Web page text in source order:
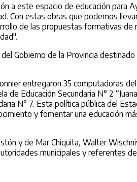
a este espacio de educación para
Con estas obras que podemos
de las propuestas formativas de
Gobierno de la Provincia destinado
entregaron 35 computadoras
Educación Secundaria N° 2
N° 7. Esta política pública del
y fomentar una educación
y de Mar Chiquita, Walter
municipales y referentes